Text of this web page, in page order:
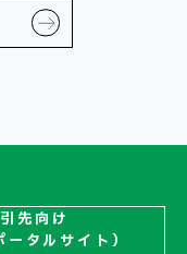
先向け
タルサイト）